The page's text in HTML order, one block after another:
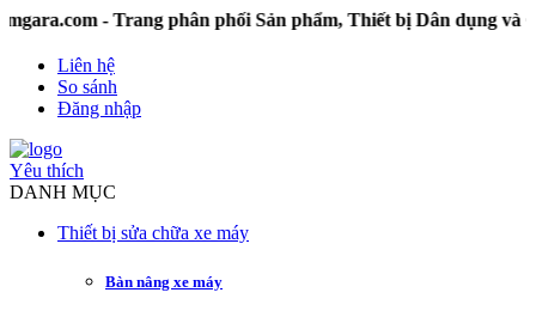
- Trang phân phối Sản phẩm, Thiết bị Dân dụng và Công
Liên hệ
So sánh
Đăng nhập
Yêu thích
DANH MỤC
Thiết bị sửa chữa xe máy
Bàn nâng xe máy